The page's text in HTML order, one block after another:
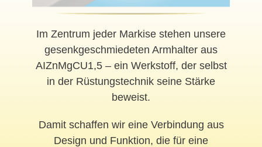
Im Zentrum jeder Markise stehen unsere
gesenkgeschmiedeten Armhalter aus
AIZnMgCU1,5 – ein Werkstoff, der selbst
in der Rüstungstechnik seine Stärke
beweist.
Damit schaffen wir eine Verbindung aus
Design und Funktion, die für eine